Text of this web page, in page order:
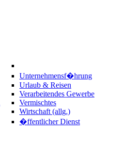
Unternehmensf�hrung
Urlaub & Reisen
Verarbeitendes Gewerbe
Vermischtes
Wirtschaft (allg.)
�ffentlicher Dienst